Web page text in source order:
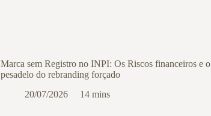
Marca sem Registro no INPI: Os Riscos financeiros e o
pesadelo do rebranding forçado
20/07/2026
14 mins